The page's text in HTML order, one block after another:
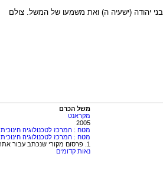
יהודה (ישעיה ה) ואת משמעו של המשל. צולם
משל הכרם
מקראנט
2005
מטח : המרכז לטכנולוגיה חינוכית
מטח : המרכז לטכנולוגיה חינוכית
1. פרסום מקורי שנכתב עבור אתר מקראנט.
נאות קדומים